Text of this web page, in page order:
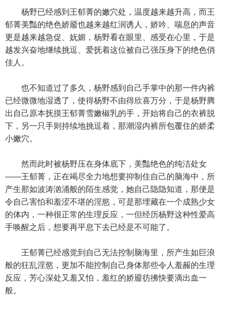
杨野已经感到王郁菁的嫩穴处，温度越来越升高，而王
郁菁美豔的绝色娇靥也越来越红润诱人，娇吟、喘息的声音
更是越来越急促、妩媚，杨野看在眼里、感受在心里，于是
越发兴奋地继续挑逗、爱抚着这位被自己强压身下的绝色俏
佳人。
也不知道过了多久，杨野感到自己手掌中的那一件内裤
已经微微地湿透了，使得杨野不由得欣喜万分，于是杨野腾
出自己原本抚摸王郁菁雪嫩椒乳的手，开始将自己的衣裤脱
下，另一只手则持续地挑逗着，那潮湿内裤所包覆住的娇柔
小嫩穴。
然而此时被杨野压在身体底下，美豔绝色的纯洁处女
——王郁菁，正在竭尽全力地想要抑制住自己的脑海中，所
产生那如波涛汹涌般的陌生感觉，她自己隐隐知道，那便是
令自己害怕和羞涩不堪的淫慾，可是那埋藏在一个成熟少女
的体内，一种很正常的生理反应，一但经历杨野这种性爱高
手唤醒之后，想要再平息下去已经是不可能了。
王郁菁已经感觉到自己无法控制脑海里，所产生如巨浪
般的狂乱淫慾，更加不能控制自己身体那些令人羞赧的生理
反应，芳心深处又羞又怕，羞红的娇靥彷彿快要滴出血一
般。